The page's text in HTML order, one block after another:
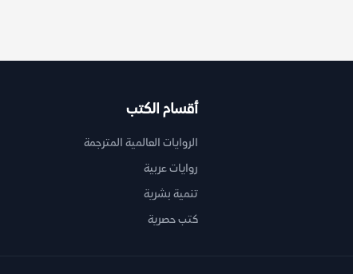
أقسام الكتب
الروايات العالمية المترجمة
روايات عربية
تنمية بشرية
كتب حصرية